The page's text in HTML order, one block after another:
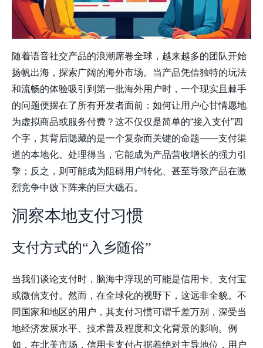
随着语音社交产品的浪潮席卷全球，越来越多的团队开始
扬帆出海，探索广阔的海外市场。当产品凭借独特的玩法
和流畅的体验吸引到第一批海外用户时，一个现实且棘手
的问题便摆在了所有开发者面前：如何让用户心甘情愿地
为虚拟商品或服务付费？这不仅仅是简单的“接入支付”四
个字，其背后隐藏的是一个复杂而关键的命题——支付渠
道的本地化。处理得当，它能成为产品营收增长的强力引
擎；反之，则可能成为阻碍用户转化、甚至导致产品在激
烈竞争中败下阵来的巨大礁石。
洞察本地支付习惯
支付方式的“入乡随俗”
当我们谈论支付时，脑海中浮现的可能是信用卡、支付宝
或微信支付。然而，在全球化的视野下，这远非全貌。不
同国家和地区的用户，其支付习惯可谓千差万别，深受当
地经济发展水平、技术普及程度和文化背景的影响。例
如，在北美市场，信用卡支付占据着绝对主导地位，用户